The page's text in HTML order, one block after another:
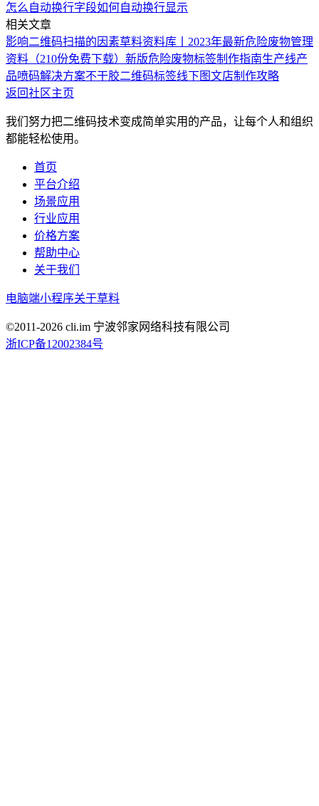
怎么自动换行字段如何自动换行显示
相关文章
影响二维码扫描的因素草料资料库丨2023年最新危险废物管理
资料（210份免费下载） 新版危险废物标签制作指南生产线产
品喷码解决方案不干胶二维码标签线下图文店制作攻略
返回社区主页
我们努力把二维码技术变成简单实用的产品，让每个人和组织
都能轻松使用。
首页
平台介绍
场景应用
行业应用
价格方案
帮助中心
关于我们
电脑端小程序关于草料
©2011-2026 cli.im 宁波邻家网络科技有限公司
浙ICP备12002384号